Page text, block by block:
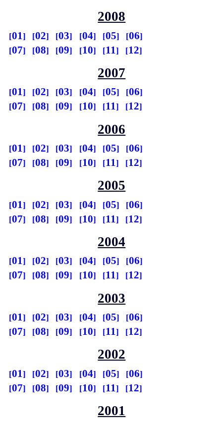
2008
01 02 03 04 05
06
07
08 09 10 11 12
2007
01 02 03 04 05
06
07
08 09 10 11 12
2006
01 02 03 04 05
06
07
08 09 10 11 12
2005
01 02 03 04 05
06
07
08 09 10 11 12
2004
01 02 03 04 05
06
07
08 09 10 11 12
2003
01 02 03 04 05
06
07
08 09 10 11 12
2002
01 02 03 04 05
06
07
08 09 10 11 12
2001